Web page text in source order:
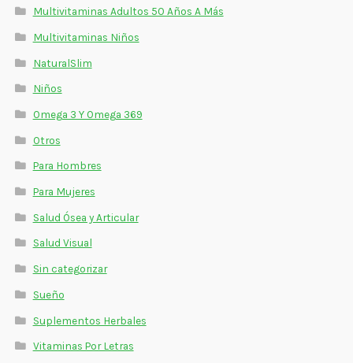
Multivitaminas Adultos 50 Años A Más
Multivitaminas Niños
NaturalSlim
Niños
Omega 3 Y Omega 369
Otros
Para Hombres
Para Mujeres
Salud Ósea y Articular
Salud Visual
Sin categorizar
Sueño
Suplementos Herbales
Vitaminas Por Letras